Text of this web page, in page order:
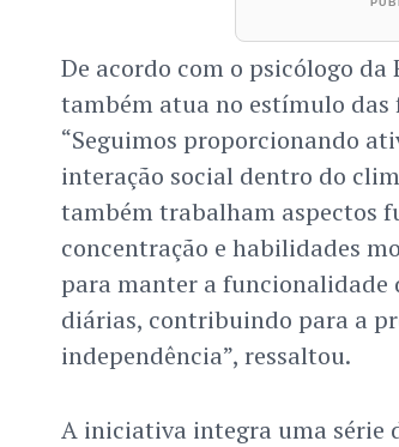
De acordo com o psicólogo
também atua no estímulo das
“Seguimos proporcionando
interação social dentro do
também trabalham aspectos
concentração e habilidades
para manter a funcionalidade
diárias, contribuindo para a
independência”, ressaltou.
A iniciativa integra uma série